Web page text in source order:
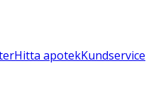
Hitta apotekKundservice